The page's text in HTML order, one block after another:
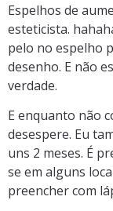
Espelhos de
esteticista.
pelo no espelho
desenho. E não
verdade.
E enquanto não
desespere. Eu
uns 2 meses. É
se em alguns
preencher com